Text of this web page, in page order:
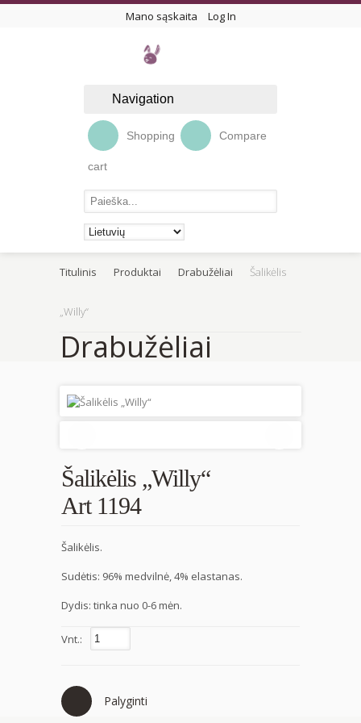
Mano sąskaita Log In
Navigation
Shopping
cart
Compare
Titulinis Produktai Drabužėliai Šalikėlis
„Willy“
Drabužėliai
Šalikėlis „Willy“
Art 1194
Šalikėlis.
Sudėtis: 96% medvilnė, 4% elastanas.
Dydis: tinka nuo 0-6 mėn.
Vnt.:
Palyginti